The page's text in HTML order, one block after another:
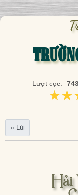
Lượt đọc:
« Lùi
Hải